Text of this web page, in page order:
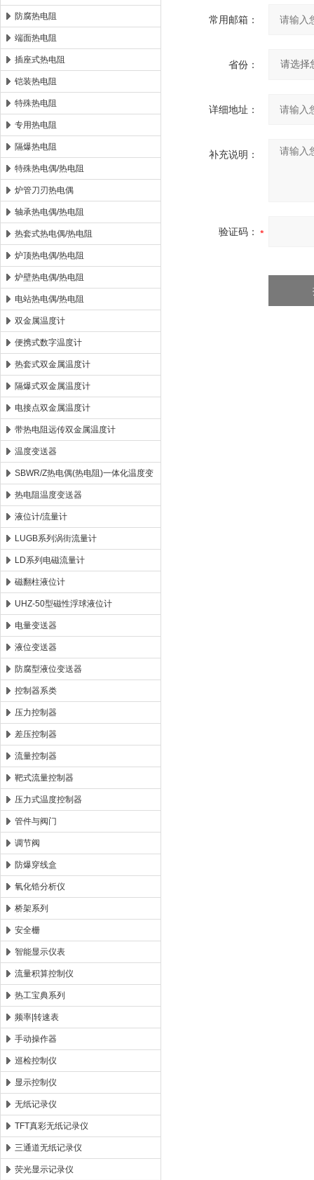
防腐热电阻
端面热电阻
插座式热电阻
铠装热电阻
特殊热电阻
专用热电阻
隔爆热电阻
特殊热电偶/热电阻
炉管刀刃热电偶
轴承热电偶/热电阻
热套式热电偶/热电阻
炉顶热电偶/热电阻
炉壁热电偶/热电阻
电站热电偶/热电阻
双金属温度计
便携式数字温度计
热套式双金属温度计
隔爆式双金属温度计
电接点双金属温度计
带热电阻远传双金属温度计
温度变送器
SBWR/Z热电偶(热电阻)一体化温度变
送器
热电阻温度变送器
液位计/流量计
LUGB系列涡街流量计
LD系列电磁流量计
磁翻柱液位计
UHZ-50型磁性浮球液位计
电量变送器
液位变送器
防腐型液位变送器
控制器系类
压力控制器
差压控制器
流量控制器
靶式流量控制器
压力式温度控制器
管件与阀门
调节阀
防爆穿线盒
氧化锆分析仪
桥架系列
安全栅
智能显示仪表
流量积算控制仪
热工宝典系列
频率|转速表
手动操作器
巡检控制仪
显示控制仪
无纸记录仪
TFT真彩无纸记录仪
三通道无纸记录仪
荧光显示记录仪
常用邮箱：
省份：
详细地址：
补充说明：
验证码：